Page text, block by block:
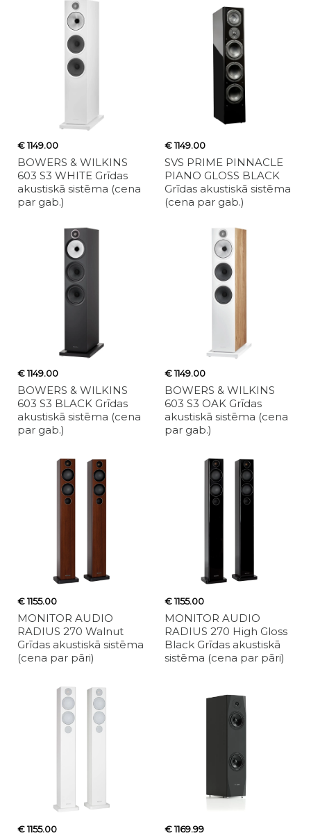
€ 1149.00
BOWERS & WILKINS
603 S3 WHITE Grīdas
akustiskā sistēma (cena
par gab.)
€ 1149.00
SVS PRIME PINNACLE
PIANO GLOSS BLACK
Grīdas akustiskā sistēma
(cena par gab.)
€ 1149.00
BOWERS & WILKINS
603 S3 BLACK Grīdas
akustiskā sistēma (cena
par gab.)
€ 1149.00
BOWERS & WILKINS
603 S3 OAK Grīdas
akustiskā sistēma (cena
par gab.)
€ 1155.00
MONITOR AUDIO
RADIUS 270 Walnut
Grīdas akustiskā sistēma
(cena par pāri)
€ 1155.00
MONITOR AUDIO
RADIUS 270 High Gloss
Black Grīdas akustiskā
sistēma (cena par pāri)
€ 1155.00 € 1169.99